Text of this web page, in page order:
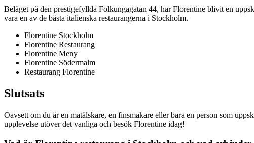
Beläget på den prestigefyllda Folkungagatan 44, har Florentine blivit en
vara en av de bästa italienska restaurangerna i Stockholm.
Florentine Stockholm
Florentine Restaurang
Florentine Meny
Florentine Södermalm
Restaurang Florentine
Slutsats
Oavsett om du är en matälskare, en finsmakare eller bara en person som
upplevelse utöver det vanliga och besök Florentine idag!